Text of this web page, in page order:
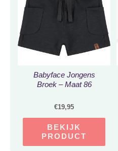
Babyface Jongens
Broek – Maat 86
€19,95
BEKIJK
PRODUCT